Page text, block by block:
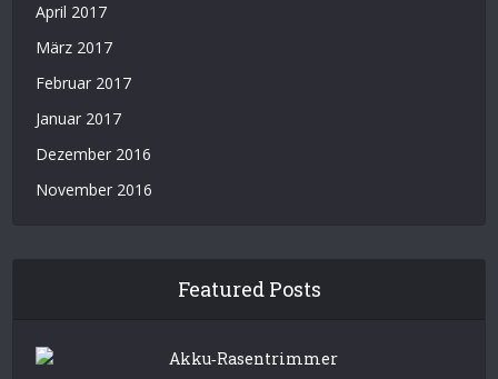
April 2017
März 2017
Februar 2017
Januar 2017
Dezember 2016
November 2016
Featured Posts
Akku‑Rasentrimmer